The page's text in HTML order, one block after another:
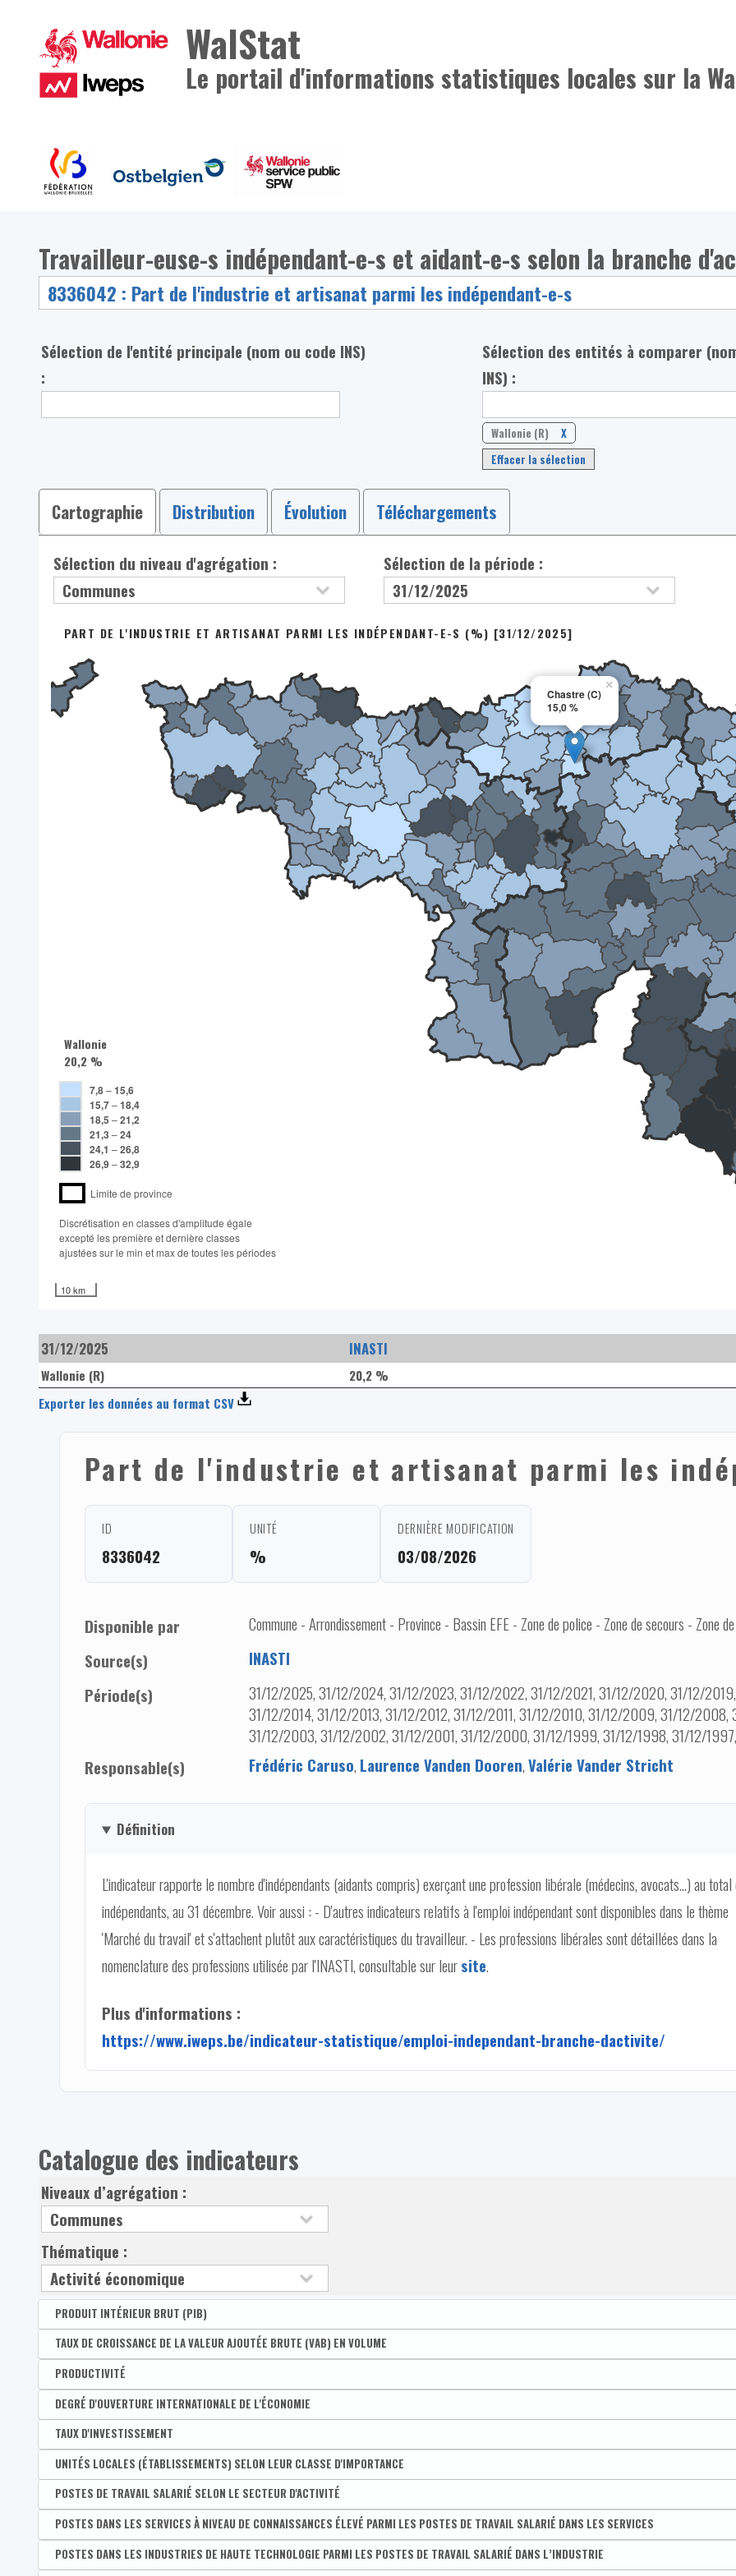
WalStat
Le portail d'informations statistiques locales sur la
Travailleur-euse-s indépendant-e-s et aidant-e-s selon la branche
Sélection de l'entité principale (nom ou code INS)
:
Sélection des entités à comparer
INS) :
Wallonie (R)
X
Effacer la sélection
Cartographie Distribution Évolution Téléchargements
Sélection du niveau d'agrégation : Sélection de la période :
Chastre (C)
15,0 %
×
PART DE L'INDUSTRIE ET ARTISANAT PARMI LES INDÉPENDANT-E-S (%) [31/12/2025]
Wallonie
20,2 %
7,8–15,6
15,7–18,4
18,5 –21,2
21,3 –24
24,1 –26,8
26,9–32,9
Limite de province
Discrétisation en classes d'amplitude égale​
excepté les première et dernière classes
ajustées sur le min et max de toutes les périodes
10 km
31/12/2025 INASTI
Wallonie (R)
20,2 %
Exporter les données au format CSV
Part de l'industrie et artisanat parmi les
ID
8336042
UNITÉ
%
DERNIÈRE MODIFICATION
03/08/2026
Disponible par
Commune - Arrondissement - Province - Bassin EFE - Zone de police - Zone de secours - Zone
Source(s)
INASTI
Période(s)
31/12/2025, 31/12/2024, 31/12/2023, 31/12/2022, 31/12/2021, 31/12/2020, 31/12/
31/12/2014, 31/12/2013, 31/12/2012, 31/12/2011, 31/12/2010, 31/12/2009, 31/12/
31/12/2003, 31/12/2002, 31/12/2001, 31/12/2000, 31/12/1999, 31/12/1998, 31/12/
Responsable(s)
Frédéric Caruso, Laurence Vanden Dooren,Valérie Vander Stricht
Définition
L'indicateur rapporte le nombre d'indépendants (aidants compris) exerçant une profession libérale (médecins, avocats…) au total
indépendants, au 31 décembre. Voir aussi : - D'autres indicateurs relatifs à l'emploi indépendant sont disponibles dans le thème
'Marché du travail' et s'attachent plutôt aux caractéristiques du travailleur. - Les professions libérales sont détaillées dans la
nomenclature des professions utilisée par l'INASTI, consultable sur leursite.
Plus d'informations :
https://www.iweps.be/indicateur-statistique/emploi-independant-branche-dactivite/
Catalogue des indicateurs
Niveaux d’agrégation :
Thématique :
PRODUIT INTÉRIEUR BRUT (PIB)
Disponible par :Arrondissement - Province
Produit intérieur brut (PIB) par habitant - Wallonie = 100
Produit intérieur brut (PIB) par habitant - Belgique = 100
PIB par habitant à prix courant
TAUX DE CROISSANCE DE LA VALEUR AJOUTÉE BRUTE (VAB) EN VOLUME
Disponible par :Arrondissement - Province
Taux de croissance de la VAB en volume
PRODUCTIVITÉ
Disponible par :Arrondissement - Province
Productivité moyenne
DEGRÉ D'OUVERTURE INTERNATIONALE DE L'ÉCONOMIE
Disponible par :Arrondissement - Province
Degré d'ouverture international de l'économie
Montant des importations
Montant des exportations
TAUX D'INVESTISSEMENT
Disponible par :Arrondissement - Province
Taux d'investissement
UNITÉS LOCALES (ÉTABLISSEMENTS) SELON LEUR CLASSE D'IMPORTANCE
Disponible par :Commune - Arrondissement - Province - Bassin EFE - Zone de police - Zone de secours
Nombre d’établissements avec au moins un poste salarié
Nombre d'établissements de 1 à 4 postes salariés
POSTES DE TRAVAIL SALARIÉ SELON LE SECTEUR D'ACTIVITÉ
Disponible par : Commune - Arrondissement - Province - Bassin EFE - Zone de police - Zone de secours
Part de postes dans l'industrie parmi l'ensemble des postes salariés
POSTES DANS LES SERVICES À NIVEAU DE CONNAISSANCES ÉLEVÉ PARMI LES POSTES DE TRAVAIL SALARIÉ DANS LES SERVICES
Disponible par : Commune - Arrondissement - Province - Bassin EFE - Zone de police - Zone de secours
POSTES DANS LES INDUSTRIES DE HAUTE TECHNOLOGIE PARMI LES POSTES DE TRAVAIL SALARIÉ DANS L’INDUSTRIE